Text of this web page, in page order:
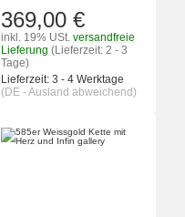
369,00 €
inkl. 19% USt. versandfreie
Lieferung (Lieferzeit: 2 - 3
Tage)
Lieferzeit: 3 - 4 Werktage
(DE - Ausland abweichend)